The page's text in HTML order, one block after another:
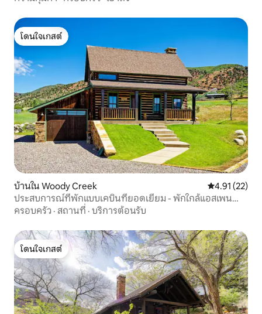
โดนใจเกสต์
โดนใจเกสต์
บ้านใน Woody Creek คะแนนเฉลี่ย
4.91 (22)
ประสบการณ์ที่พักแบบเคบินที่ยอดเยี่ยม - พักใกล้แอสเพน
โคโลราโด
ครอบครัว · สถานที่ · บริการต้อนรับ
โดนใจเกสต์
โดนใจเกสต์